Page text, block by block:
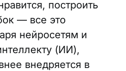
построить
— все это
нейросетям и
(ИИ),
внедряется в